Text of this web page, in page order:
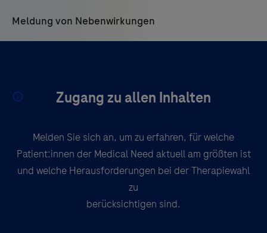
Zugang zu allen Inhalten
Melden Sie sich an, um zu erfahren, für welche
Patient:innen der Medical Need aktuell am größten ist
und welche Herausforderungen bei der Therapiewahl
zu
berücksichtigen sind.
Meldung von Nebenwirkungen
Email:grenzach.drug_safety@roche.com
Fax: +49 7624 14 3183
www.bfarm.de